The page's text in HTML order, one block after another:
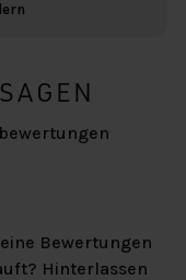
Bewertungen
Hinterlassen